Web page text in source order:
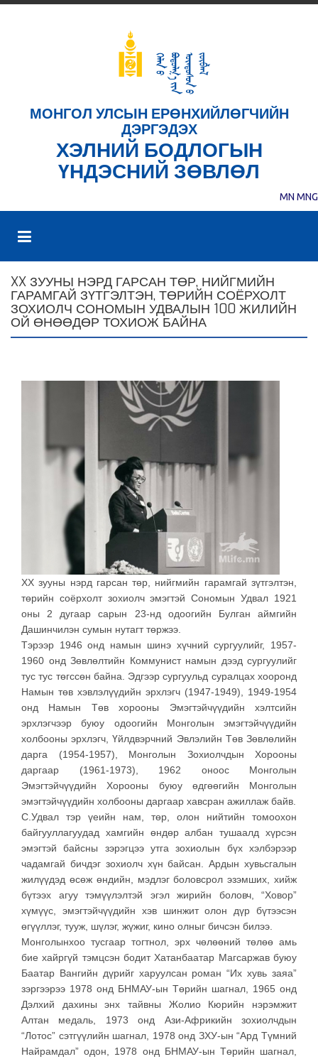
МОНГОЛ УЛСЫН ЕРӨНХИЙЛӨГЧИЙН
ДЭРГЭДЭХ
ХЭЛНИЙ БОДЛОГЫН
ҮНДЭСНИЙ ЗӨВЛӨЛ
MN MNG
XX ЗУУНЫ НЭРД ГАРСАН ТӨР, НИЙГМИЙН
ГАРАМГАЙ ЗҮТГЭЛТЭН, ТӨРИЙН СОЁРХОЛТ
ЗОХИОЛЧ СОНОМЫН УДВАЛЫН 100 ЖИЛИЙН
ОЙ ӨНӨӨДӨР ТОХИОЖ БАЙНА
XX зууны нэрд гарсан төр, нийгмийн гарамгай зүтгэлтэн,
төрийн соёрхолт зохиолч эмэгтэй Сономын Удвал 1921
оны 2 дугаар сарын 23-нд одоогийн Булган аймгийн
Дашинчилэн сумын нутагт төржээ.
Тэрээр 1946 онд намын шинэ хүчний сургуулийг, 1957-
1960 онд Зөвлөлтийн Коммунист намын дээд сургуулийг
тус тус төгссөн байна. Эдгээр сургуульд суралцах хооронд
Намын төв хэвлэлүүдийн эрхлэгч (1947-1949), 1949-1954
онд Намын Төв хорооны Эмэгтэйчүүдийн хэлтсийн
эрхлэгчээр буюу одоогийн Монголын эмэгтэйчүүдийн
холбооны эрхлэгч, Үйлдвэрчний Эвлэлийн Төв Зөвлөлийн
дарга (1954-1957), Монголын Зохиолчдын Хорооны
даргаар (1961-1973), 1962 оноос Монголын
Эмэгтэйчүүдийн Хорооны буюу өдгөөгийн Монголын
эмэгтэйчүүдийн холбооны даргаар хавсран ажиллаж байв.
С.Удвал тэр үеийн нам, төр, олон нийтийн томоохон
байгууллагуудад хамгийн өндөр албан тушаалд хүрсэн
эмэгтэй байсны зэрэгцээ утга зохиолын бүх хэлбэрээр
чадамгай бичдэг зохиолч хүн байсан. Ардын хувьсгалын
жилүүдэд өсөж өндийн, мэдлэг боловсрол эзэмших, хийж
бүтээх агуу тэмүүлэлтэй эгэл жирийн боловч, “Ховор”
хүмүүс, эмэгтэйчүүдийн хэв шинжит олон дүр бүтээсэн
өгүүллэг, тууж, шүлэг, жүжиг, кино олныг бичсэн билээ.
Монголынхоо тусгаар тогтнол, эрх чөлөөний төлөө амь
бие хайргүй тэмцсэн бодит Хатанбаатар Магсаржав буюу
Баатар Вангийн дүрийг харуулсан роман “Их хувь заяа”
зэргээрээ 1978 онд БНМАУ-ын Төрийн шагнал, 1965 онд
Дэлхий дахины энх тайвны Жолио Кюрийн нэрэмжит
Алтан медаль, 1973 онд Ази-Африкийн зохиолчдын
“Лотос” сэтгүүлийн шагнал, 1978 онд ЗХУ-ын “Ард Түмний
Найрамдал” одон, 1978 онд БНМАУ-ын Төрийн шагнал,